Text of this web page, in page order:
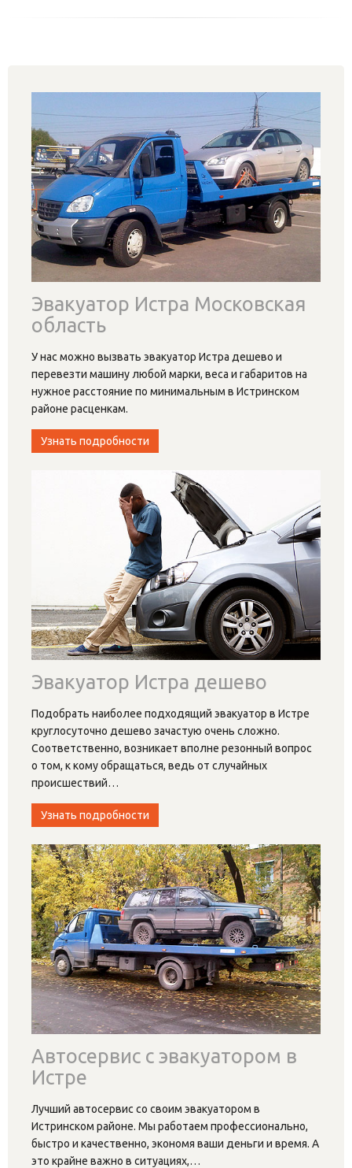
Эвакуатор Истра Московская
область
У нас можно вызвать эвакуатор Истра дешево и
перевезти машину любой марки, веса и габаритов на
нужное расстояние по минимальным в Истринском
районе расценкам.
Узнать подробности
Эвакуатор Истра дешево
Подобрать наиболее подходящий эвакуатор в Истре
круглосуточно дешево зачастую очень сложно.
Соответственно, возникает вполне резонный вопрос
о том, к кому обращаться, ведь от случайных
происшествий…
Узнать подробности
Автосервис с эвакуатором в
Истре
Лучший автосервис со своим эвакуатором в
Истринском районе. Мы работаем профессионально,
быстро и качественно, экономя ваши деньги и время. А
это крайне важно в ситуациях,…